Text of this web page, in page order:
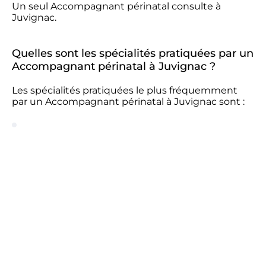
Un seul Accompagnant périnatal consulte à
Juvignac.
Quelles sont les spécialités pratiquées par un
Accompagnant périnatal à Juvignac ?
Les spécialités pratiquées le plus fréquemment
par un Accompagnant périnatal à Juvignac sont :